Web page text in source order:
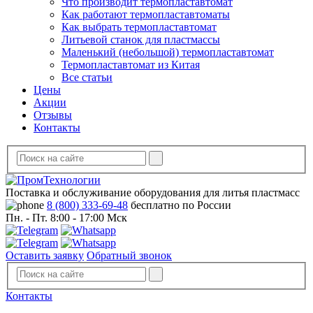
Как работают термопластавтоматы
Как выбрать термопластавтомат
Литьевой станок для пластмассы
Маленький (небольшой) термопластавтомат
Термопластавтомат из Китая
Все статьи
Цены
Акции
Отзывы
Контакты
Поставка и обслуживание оборудования для литья пластмасс
8 (800) 333-69-48 бесплатно по России
Пн. - Пт. 8:00 - 17:00 Мск
Оставить заявку Обратный звонок
Контакты